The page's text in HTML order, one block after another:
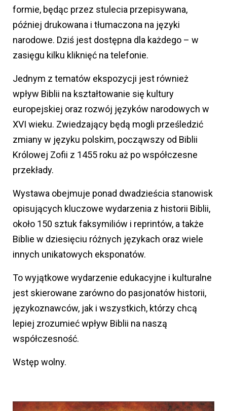
formie, będąc przez stulecia przepisywana,
później drukowana i tłumaczona na języki
narodowe. Dziś jest dostępna dla każdego – w
zasięgu kilku kliknięć na telefonie.
Jednym z tematów ekspozycji jest również
wpływ Biblii na kształtowanie się kultury
europejskiej oraz rozwój języków narodowych w
XVI wieku. Zwiedzający będą mogli prześledzić
zmiany w języku polskim, począwszy od Biblii
Królowej Zofii z 1455 roku aż po współczesne
przekłady.
Wystawa obejmuje ponad dwadzieścia stanowisk
opisujących kluczowe wydarzenia z historii Biblii,
około 150 sztuk faksymiliów i reprintów, a także
Biblie w dziesięciu różnych językach oraz wiele
innych unikatowych eksponatów.
To wyjątkowe wydarzenie edukacyjne i kulturalne
jest skierowane zarówno do pasjonatów historii,
językoznawców, jak i wszystkich, którzy chcą
lepiej zrozumieć wpływ Biblii na naszą
współczesność.
Wstęp wolny.